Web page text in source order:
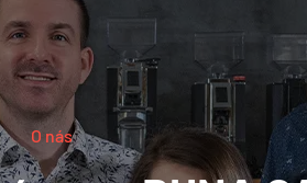
O nás